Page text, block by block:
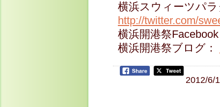
横浜スウィーツパ
http://twitter.com/
横浜開港祭
横浜開港祭ブログ：
2012/6/